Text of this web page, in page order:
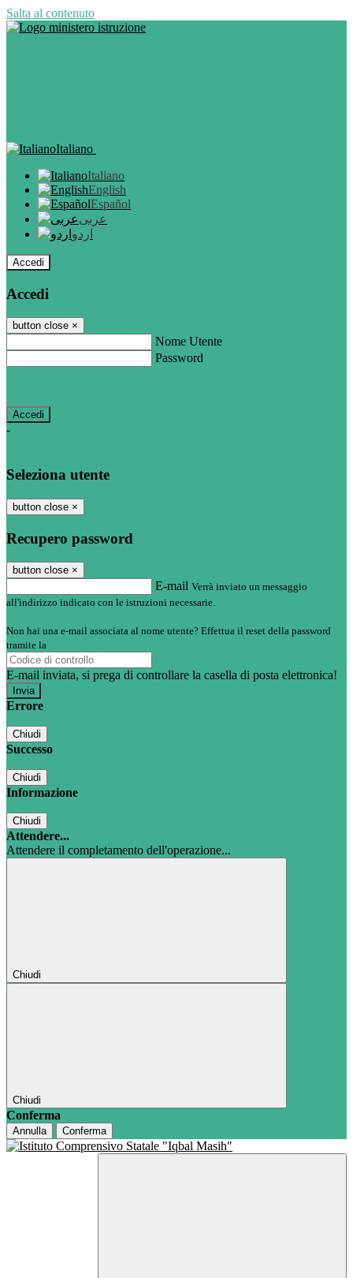
Salta al contenuto
Italiano
Italiano
English
Español
عربى
اردو
Accedi
Accedi
button close ×
Nome Utente
Password
-
Seleziona utente
button close ×
Recupero password
button close ×
E-mail Verrà inviato un messaggio
all'indirizzo indicato con le istruzioni necessarie.
Non hai una e-mail associata al nome utente? Effettua il reset della password
tramite la
E-mail inviata, si prega di controllare la casella di posta elettronica!
Errore
Chiudi
Successo
Chiudi
Informazione
Chiudi
Attendere...
Attendere il completamento dell'operazione...
Chiudi
Chiudi
Conferma
Annulla Conferma